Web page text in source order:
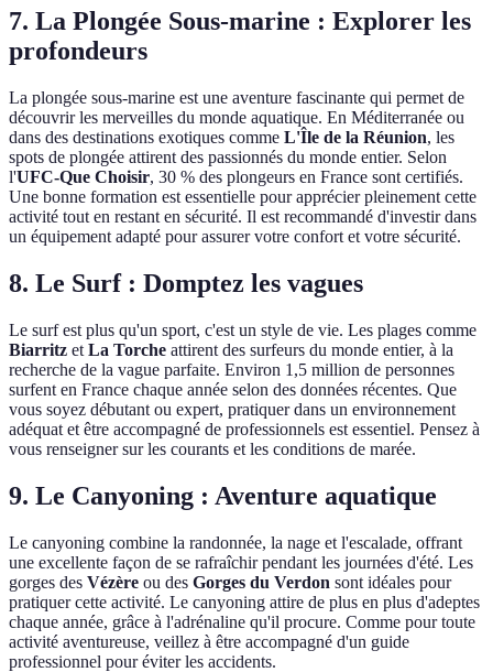
7. La Plongée Sous-marine : Explorer les
profondeurs
La plongée sous-marine est une aventure fascinante qui permet de
découvrir les merveilles du monde aquatique. En Méditerranée ou
dans des destinations exotiques comme L'Île de la Réunion, les
spots de plongée attirent des passionnés du monde entier. Selon
l'UFC-Que Choisir, 30 % des plongeurs en France sont certifiés.
Une bonne formation est essentielle pour apprécier pleinement cette
activité tout en restant en sécurité. Il est recommandé d'investir dans
un équipement adapté pour assurer votre confort et votre sécurité.
8. Le Surf : Domptez les vagues
Le surf est plus qu'un sport, c'est un style de vie. Les plages comme
Biarritz et La Torche attirent des surfeurs du monde entier, à la
recherche de la vague parfaite. Environ 1,5 million de personnes
surfent en France chaque année selon des données récentes. Que
vous soyez débutant ou expert, pratiquer dans un environnement
adéquat et être accompagné de professionnels est essentiel. Pensez à
vous renseigner sur les courants et les conditions de marée.
9. Le Canyoning : Aventure aquatique
Le canyoning combine la randonnée, la nage et l'escalade, offrant
une excellente façon de se rafraîchir pendant les journées d'été. Les
gorges des Vézère ou des Gorges du Verdon sont idéales pour
pratiquer cette activité. Le canyoning attire de plus en plus d'adeptes
chaque année, grâce à l'adrénaline qu'il procure. Comme pour toute
activité aventureuse, veillez à être accompagné d'un guide
professionnel pour éviter les accidents.